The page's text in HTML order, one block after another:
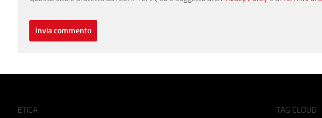
ETICA
TAG CLOUD